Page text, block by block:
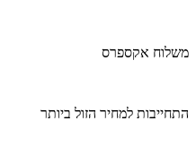
משלוח אקספרס
התחייבות למחיר הזול ביותר